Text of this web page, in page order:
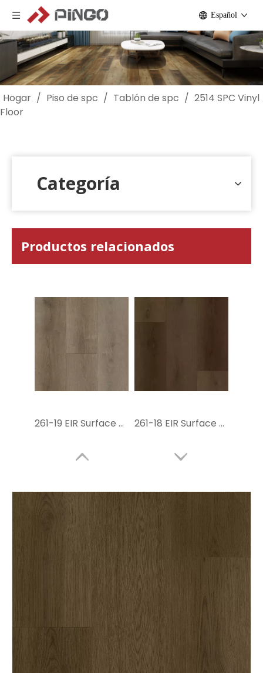
Español
Hogar / Piso de spc / Tablón de spc / 2514 SPC Vinyl
Floor
Categoría
Productos relacionados
261-19 EIR Surface Glue PVC Flooring 261-18 EIR Surface Sowning Vinyl
261-3 EIR Surface SPC Hybrid Flooring